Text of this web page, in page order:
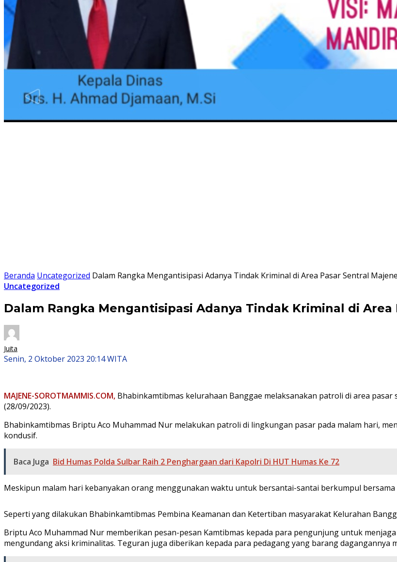
Beranda Uncategorized Dalam Rangka Mengantisipasi Adanya Tindak Kriminal di Area Pasar Sentral Majene
Uncategorized
Dalam Rangka Mengantisipasi Adanya Tindak Kriminal di Area
Juita
Senin, 2 Oktober 2023 20:14 WITA
MAJENE-SOROTMAMMIS.COM, Bhabinkamtibmas kelurahaan Banggae melaksanakan patroli di area
(28/09/2023).
Bhabinkamtibmas Briptu Aco Muhammad Nur melakukan patroli di lingkungan pasar pada malam hari,
kondusif.
Baca Juga Bid Humas Polda Sulbar Raih 2 Penghargaan dari Kapolri Di HUT Humas Ke 72
Meskipun malam hari kebanyakan orang menggunakan waktu untuk bersantai-santai berkumpul bersama
Seperti yang dilakukan Bhabinkamtibmas Pembina Keamanan dan Ketertiban masyarakat Kelurahan
Briptu Aco Muhammad Nur memberikan pesan-pesan Kamtibmas kepada para pengunjung untuk
mengundang aksi kriminalitas. Teguran juga diberikan kepada para pedagang yang barang